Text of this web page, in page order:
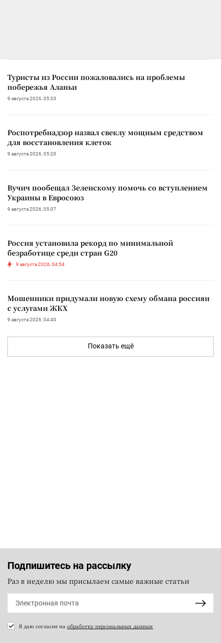
Туристы из России пожаловались на проблемы
побережья Аланьи
9 августа 2026, 05:33
Роспотребнадзор назвал свеклу мощным средством
для восстановления клеток
9 августа 2026, 05:20
Вучич пообещал Зеленскому помочь со вступлением
Украины в Евросоюз
9 августа 2026, 05:07
Россия установила рекорд по минимальной
безработице среди стран G20
9 августа 2026, 04:54
Мошенники придумали новую схему обмана россиян
с услугами ЖКХ
9 августа 2026, 04:40
Показать ещё
Подпишитесь на рассылку
Раз в неделю мы присылаем самые важные статьи
Я даю согласие на обработку персональных данных